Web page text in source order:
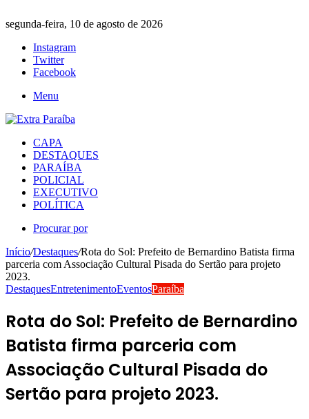
segunda-feira, 10 de agosto de 2026
Instagram
Twitter
Facebook
Menu
CAPA
DESTAQUES
PARAÍBA
POLICIAL
EXECUTIVO
POLÍTICA
Procurar por
Início/Destaques/Rota do Sol: Prefeito de Bernardino Batista firma
parceria com Associação Cultural Pisada do Sertão para projeto
2023.
DestaquesEntretenimentoEventosParaíba
Rota do Sol: Prefeito de Bernardino
Batista firma parceria com
Associação Cultural Pisada do
Sertão para projeto 2023.